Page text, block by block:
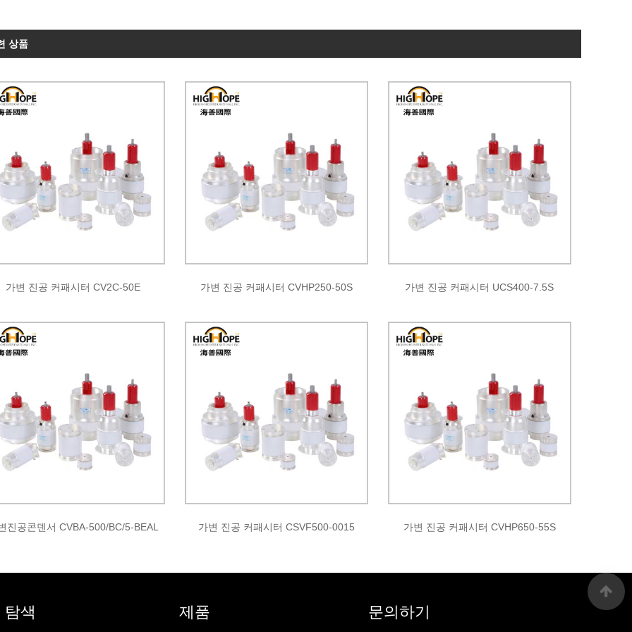
상품
가변 진공 커패시터 CV2C-50E 가변 진공 커패시터 CVHP250-50S 가변 진공 커패시터 UCS400-7.5S
진공콘덴서 CVBA-500/BC/5-BEAL 가변 진공 커패시터 CSVF500-0015 가변 진공 커패시터 CVHP650-55S
탐색 제품 문의하기